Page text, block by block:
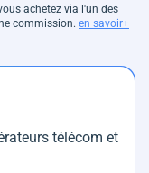
achetez via l'un des
commission. en savoir+
télécom et